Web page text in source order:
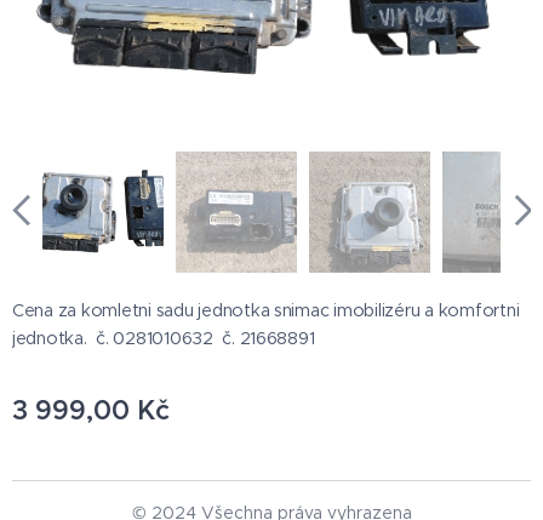
Cena za komletni sadu jednotka snimac imobilizéru a komfortni
jednotka. č. 0281010632 č. 21668891
3 999,00 Kč
© 2024 Všechna práva vyhrazena